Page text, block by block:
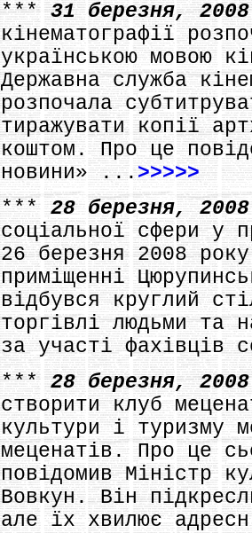
***31 березня,
кінематографії
українською мовою
Державна служба
розпочала
тиражувати копії
коштом. Про це
новини» ...>>>>>
***28 березня,
соціальної сфери у
26 березня 2008
приміщенні
відбувся круглий
торгівлі людьми та
за участі фахівців
***28 березня,
створити клуб
культури і туризму
меценатів. Про це
повідомив Міністр
Вовкун. Він
але їх хвилює